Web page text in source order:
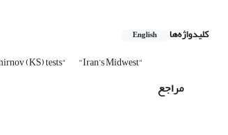
کلیدواژه‌ها English
(KS) tests" "Iran’s Midwest"
مراجع